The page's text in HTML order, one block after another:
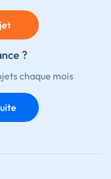
?
chaque mois